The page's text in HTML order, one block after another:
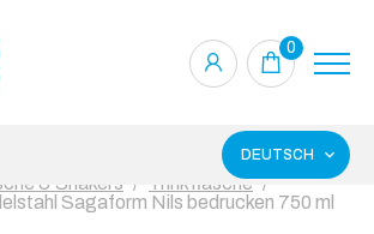
0
DEUTSCH
& Shakers
Trinkflasche
Sagaform Nils bedrucken 750 ml